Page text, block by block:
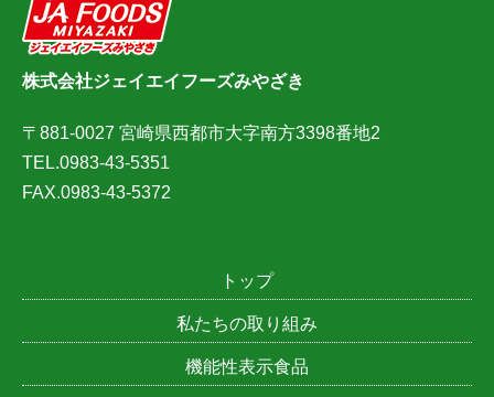
株式会社ジェイエイフーズみやざき
〒881-0027 宮崎県西都市大字南方3398番地2
TEL.0983-43-5351
FAX.0983-43-5372
トップ
私たちの取り組み
機能性表示食品